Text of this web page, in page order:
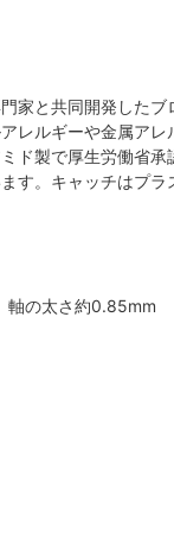
家と共同開発した
レルギーや金属ア
ド製で厚生労働省
す。キャッチはプ
軸の太さ約0.85mm